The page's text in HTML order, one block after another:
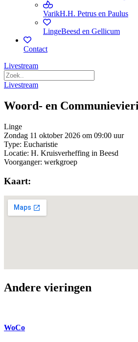
VarikH.H. Petrus en Paulus
LingeBeesd en Gellicum
Contact
Livestream
Livestream
Woord- en
Linge
Zondag 11 oktober 2026 om 09:00 uur
Type: Eucharistie
Locatie: H. Kruisverheffing in Beesd
Voorganger: werkgroep
Kaart:
Andere vieringen
WoCo